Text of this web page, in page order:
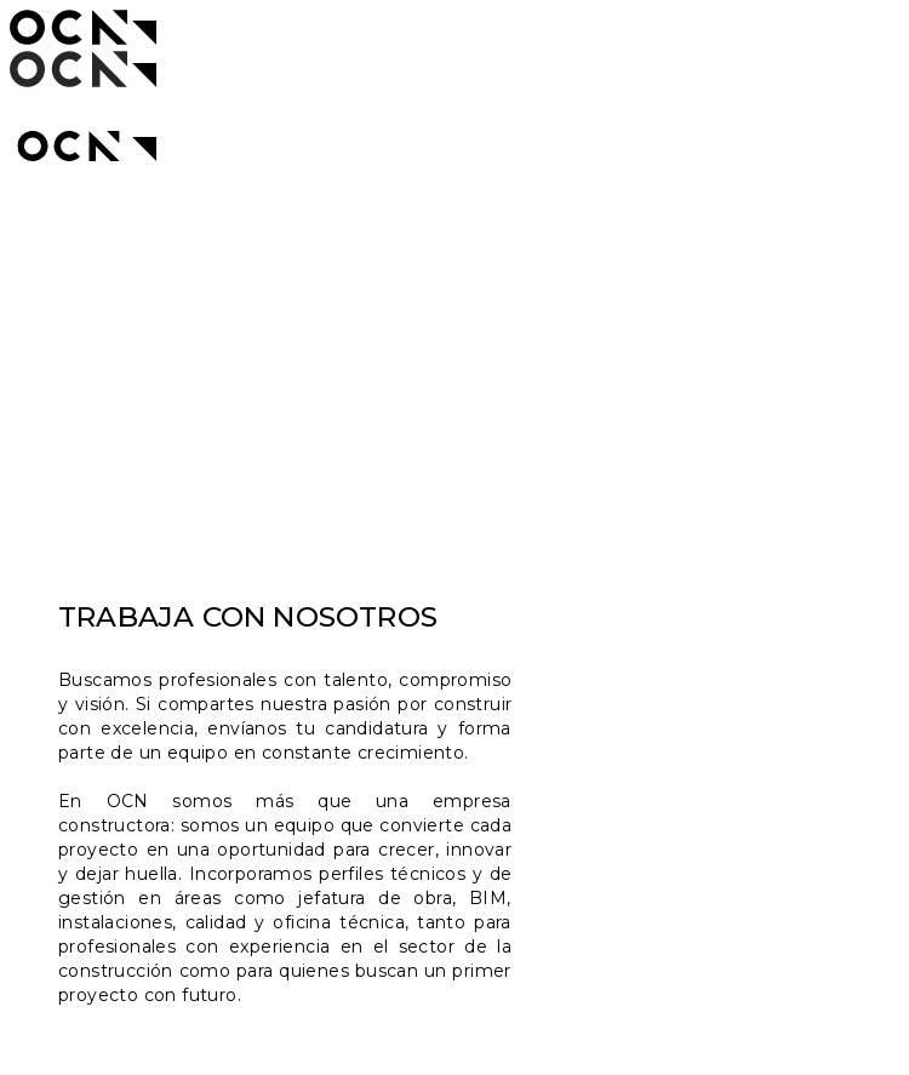
TRABAJA CON NOSOTROS
Buscamos profesionales con talento, compromiso
y visión. Si compartes nuestra pasión por construir
con excelencia, envíanos tu candidatura y forma
parte de un equipo en constante crecimiento.
En OCN somos más que una empresa
constructora: somos un equipo que convierte cada
proyecto en una oportunidad para crecer, innovar
y dejar huella. Incorporamos perfiles técnicos y de
gestión en áreas como jefatura de obra, BIM,
instalaciones, calidad y oficina técnica, tanto para
profesionales con experiencia en el sector de la
construcción como para quienes buscan un primer
proyecto con futuro.